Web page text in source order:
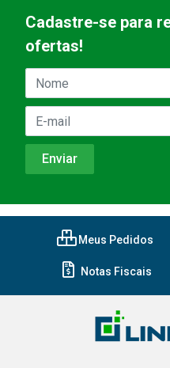
Cadastre-se para
ofertas!
Meus Pedidos
Notas Fiscais